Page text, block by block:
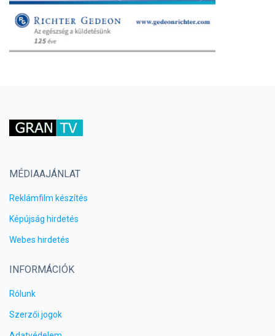
MÉDIAAJÁNLAT
Reklámfilm készítés
Képújság hirdetés
Webes hirdetés
INFORMÁCIÓK
Rólunk
Szerzői jogok